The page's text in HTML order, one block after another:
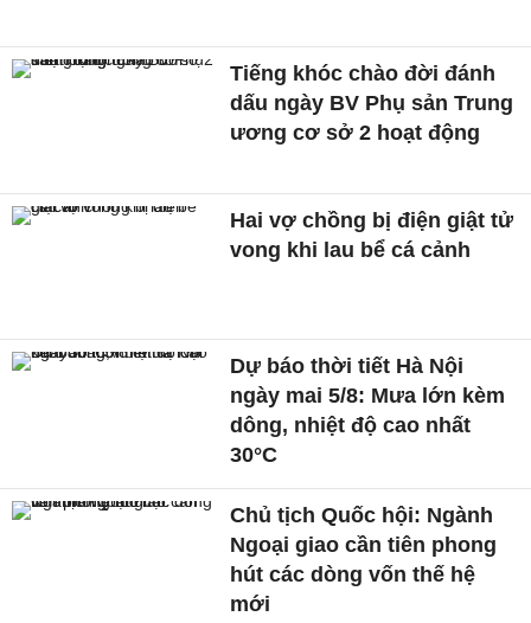
Tiếng khóc chào đời đánh
dấu ngày BV Phụ sản Trung
ương cơ sở 2 hoạt động
Hai vợ chồng bị điện giật tử
vong khi lau bể cá cảnh
Dự báo thời tiết Hà Nội
ngày mai 5/8: Mưa lớn kèm
dông, nhiệt độ cao nhất
30°C
Chủ tịch Quốc hội: Ngành
Ngoại giao cần tiên phong
hút các dòng vốn thế hệ
mới